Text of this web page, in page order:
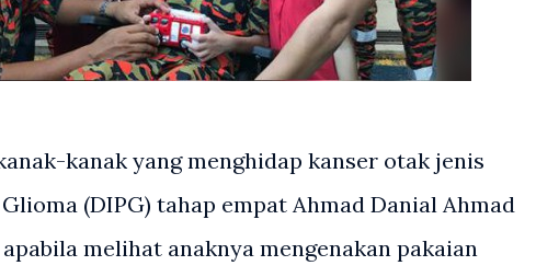
kanak yang menghidap kanser otak jenis
(DIPG) tahap empat Ahmad Danial Ahmad
melihat anaknya mengenakan pakaian